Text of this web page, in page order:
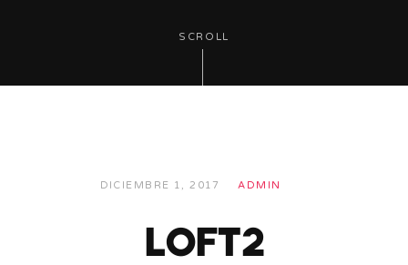
SCROLL
DICIEMBRE 1, 2017 ADMIN
loft2